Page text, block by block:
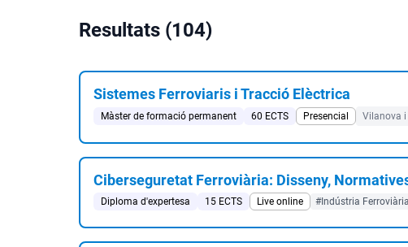
Resultats (104)
Sistemes Ferroviaris i Tracció Elèctrica
Màster de formació permanent 60 ECTS Presencial Vilanova i
Ciberseguretat Ferroviària: Disseny,
Diploma d'expertesa 15 ECTS Live online #Indústria Ferroviària